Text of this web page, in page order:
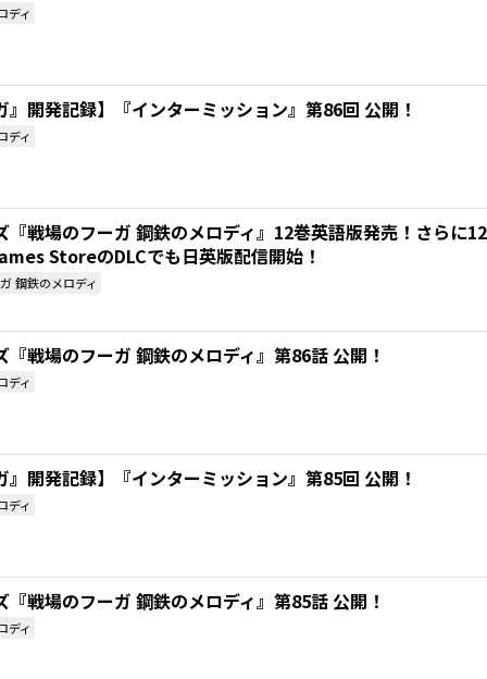
ディ
』開発記録】『インターミッション』第86回 公開！
ディ
『戦場のフーガ 鋼鉄のメロディ』12巻英語版発売！さらに
StoreのDLCでも日英版配信開始！
鋼鉄のメロディ
戦場のフーガ 鋼鉄のメロディ』第86話 公開！
ディ
』開発記録】『インターミッション』第85回 公開！
ディ
戦場のフーガ 鋼鉄のメロディ』第85話 公開！
ディ